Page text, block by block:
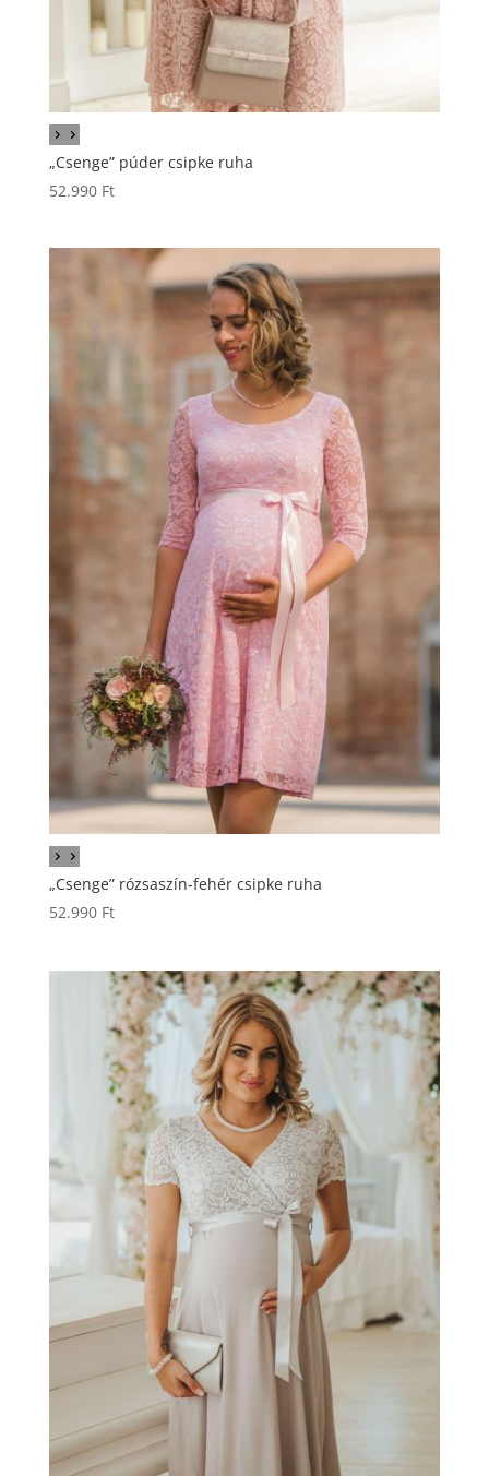
„Csenge” púder csipke ruha
52.990 Ft
„Csenge” rózsaszín-fehér csipke ruha
52.990 Ft